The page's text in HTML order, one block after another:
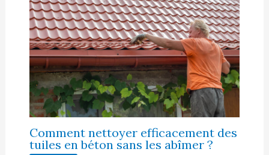
Comment nettoyer efficacement des
tuiles en béton sans les abîmer ?